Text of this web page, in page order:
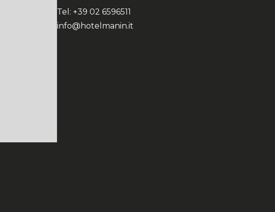
Tel: +39 02 6596511
info@hotelmanin.it